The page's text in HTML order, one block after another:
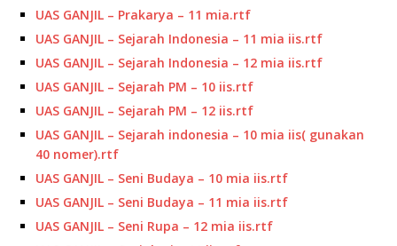
UAS GANJIL – Prakarya – 11 mia.rtf
UAS GANJIL – Sejarah Indonesia – 11 mia iis.rtf
UAS GANJIL – Sejarah Indonesia – 12 mia iis.rtf
UAS GANJIL – Sejarah PM – 10 iis.rtf
UAS GANJIL – Sejarah PM – 12 iis.rtf
UAS GANJIL – Sejarah indonesia – 10 mia iis( gunakan
40 nomer).rtf
UAS GANJIL – Seni Budaya – 10 mia iis.rtf
UAS GANJIL – Seni Budaya – 11 mia iis.rtf
UAS GANJIL – Seni Rupa – 12 mia iis.rtf